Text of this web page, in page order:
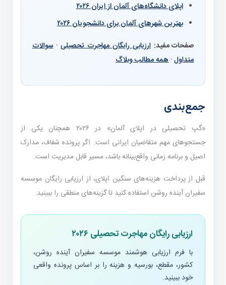
اپلای دانشگاه‌های آلمان از ایران ۲۰۲۶
بهترین شهرهای آلمان برای دانشجویان ۲۰۲۶
صفحات مفید: ارزیابی رایگان مهاجرت تحصیلی·سوالات
متداول·همه مطالب وبلاگ
جمع‌بندی
«گپ تحصیلی در اپلای آلمان» در ۲۰۲۶ همچنان یکی از
جستجوهای مهم متقاضیان ایرانی است. اگر پرونده شفاف، مدارک
اصیل و برنامه زمانی واقع‌بینانه باشد، مسیر قابل مدیریت است.
قبل از پرداخت هزینه‌های سنگین اپلای، از ارزیابی رایگان موسسه
سفیران آینده روشن استفاده کنید تا گزینه‌های منطقی را ببینید.
ارزیابی رایگان مهاجرت تحصیلی ۲۰۲۶
با فرم ارزیابی هوشمند موسسه سفیران آینده روشن،
کشور، مقطع، بورسیه و هزینه را بر اساس پرونده واقعی
خود ببینید.